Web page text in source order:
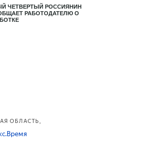
ЧЕТВЕРТЫЙ РОССИЯНИН
РАБОТОДАТЕЛЮ О